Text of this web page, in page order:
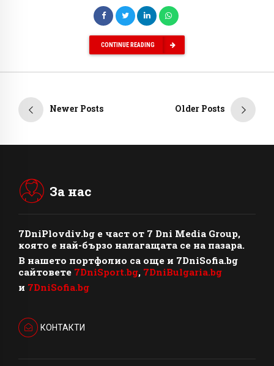
CONTINUE READING
Newer Posts Older Posts
За нас
7DniPlovdiv.bg e част от 7 Dni Media Group,
която е най-бързо налагащата се на пазара.
В нашето портфолио са още и 7DniSofia.bg
сайтовете 7DniSport.bg, 7DniBulgaria.bg
и 7DniSofia.bg
КОНТАКТИ